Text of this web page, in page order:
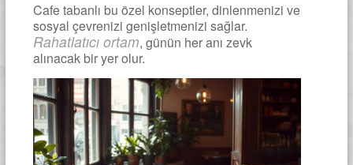
Cafe tabanlı bu özel konseptler, dinlenmenizi ve
sosyal çevrenizi genişletmenizi sağlar.
Rahatlatıcı ortam, günün her anı zevk
alınacak bir yer olur.